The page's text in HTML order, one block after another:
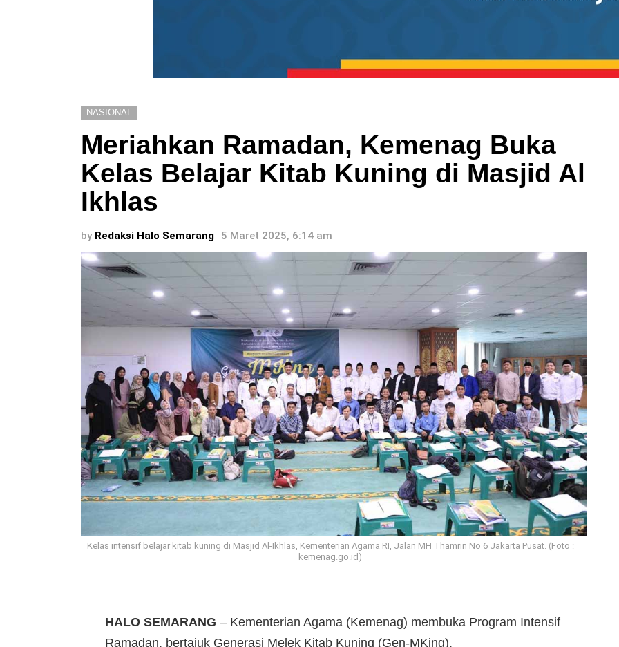
NASIONAL
Meriahkan Ramadan, Kemenag Buka
Kelas Belajar Kitab Kuning di Masjid Al
Ikhlas
by Redaksi Halo Semarang 5 Maret 2025, 6:14 am
Kelas intensif belajar kitab kuning di Masjid Al-Ikhlas, Kementerian Agama RI, Jalan MH Thamrin No 6 Jakarta Pusat. (Foto :
kemenag.go.id)
HALO SEMARANG – Kementerian Agama (Kemenag) membuka Program Intensif
Ramadan, bertajuk Generasi Melek Kitab Kuning (Gen-MKing).